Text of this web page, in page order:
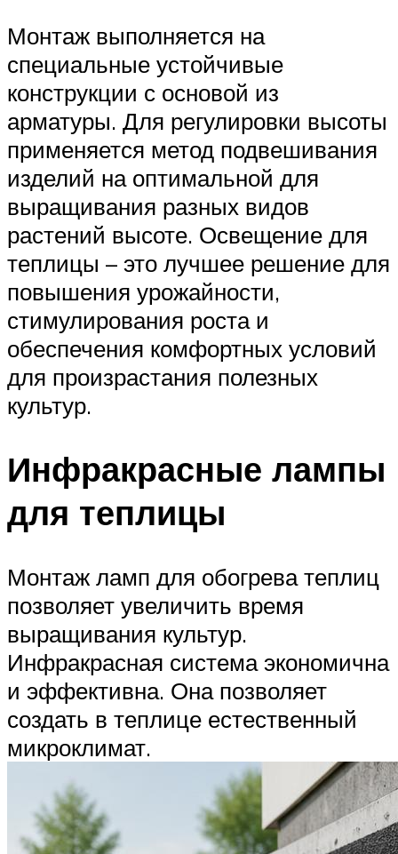
Монтаж выполняется на
специальные устойчивые
конструкции с основой из
арматуры. Для регулировки высоты
применяется метод подвешивания
изделий на оптимальной для
выращивания разных видов
растений высоте. Освещение для
теплицы – это лучшее решение для
повышения урожайности,
стимулирования роста и
обеспечения комфортных условий
для произрастания полезных
культур.
Инфракрасные лампы
для теплицы
Монтаж ламп для обогрева теплиц
позволяет увеличить время
выращивания культур.
Инфракрасная система экономична
и эффективна. Она позволяет
создать в теплице естественный
микроклимат.